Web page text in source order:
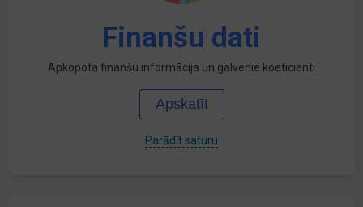
Finanšu dati
Apkopota finanšu informācija un galvenie koeficienti
Apskatīt
Parādīt saturu